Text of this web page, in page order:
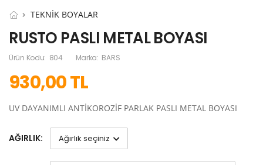
TEKNİK BOYALAR
RUSTO PASLI METAL BOYASI
Ürün Kodu: 804 Marka: BARS
930,00 TL
UV DAYANIMLI ANTİKOROZİF PARLAK PASLI METAL BOYASI
AĞIRLIK: